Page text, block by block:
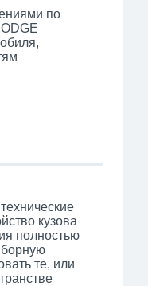
по
кузова
полностью
те, или